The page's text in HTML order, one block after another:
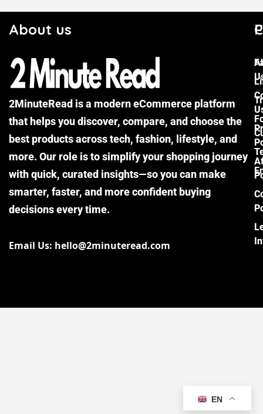
About us
2MinuteRead is a modern eCommerce platform
that helps you discover, compare, and choose the
best products across tech, fashion, lifestyle, and
more. Our role is to simplify your shopping journey
with quick, curated insights—so you can make
smarter, faster, and more confident buying
decisions every time.
Email Us: hello@2minuteread.com
EN